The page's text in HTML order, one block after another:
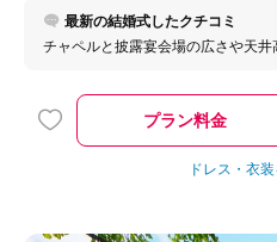
最新の結婚式したクチコミ
チャペルと披露宴会場の広さや天井
のでペット婚がしたい方はおすすめ
プラン料金
ドレス・衣